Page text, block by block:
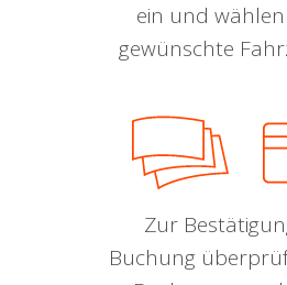
ein und wählen
gewünschte
Zur
Buchung